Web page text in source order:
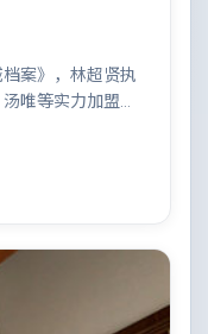
案》，林超贤执
唯等实力加盟，
时代洪流中的抉